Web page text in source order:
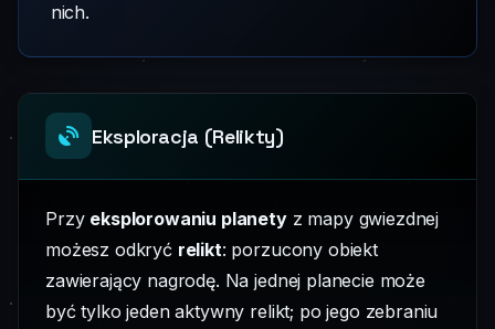
nich.
Eksploracja (Relikty)
Przy eksplorowaniu planetyz mapy gwiezdnej
możesz odkryć relikt: porzucony obiekt
zawierający nagrodę. Na jednej planecie może
być tylko jeden aktywny relikt; po jego zebraniu